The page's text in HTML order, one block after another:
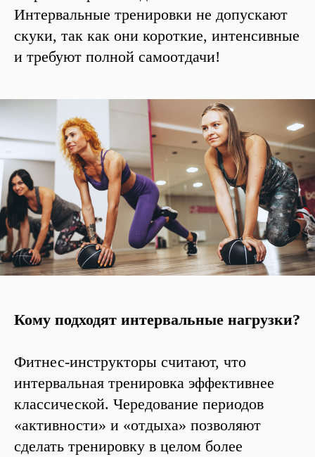
Интервальные тренировки не допускают
скуки, так как они короткие, интенсивные
и требуют полной самоотдачи!
Кому подходят интервальные нагрузки?
Фитнес-инструкторы считают, что
интервальная тренировка эффективнее
классической. Чередование периодов
«активности» и «отдыха» позволяют
сделать тренировку в целом более